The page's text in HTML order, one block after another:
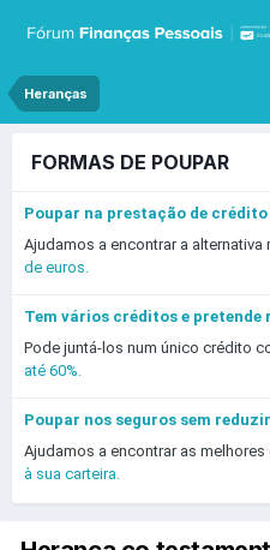
Heranças
FORMAS DE POUPAR
Poupar na prestação de
Ajudamos a encontrar a alternativa
de euros.
Tem vários créditos e pretende
Pode juntá-los num único crédito
até 60%.
Poupar nos seguros sem
Ajudamos a encontrar as melhores
à sua carteira.